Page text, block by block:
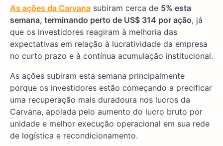
As ações da Carvana subiram cerca de 5% esta
semana, terminando perto de US$ 314 por ação, já
que os investidores reagiram à melhoria das
expectativas em relação à lucratividade da empresa
no curto prazo e à contínua acumulação institucional.
As ações subiram esta semana principalmente
porque os investidores estão começando a precificar
uma recuperação mais duradoura nos lucros da
Carvana, apoiada pelo aumento do lucro bruto por
unidade e melhor execução operacional em sua rede
de logística e recondicionamento.